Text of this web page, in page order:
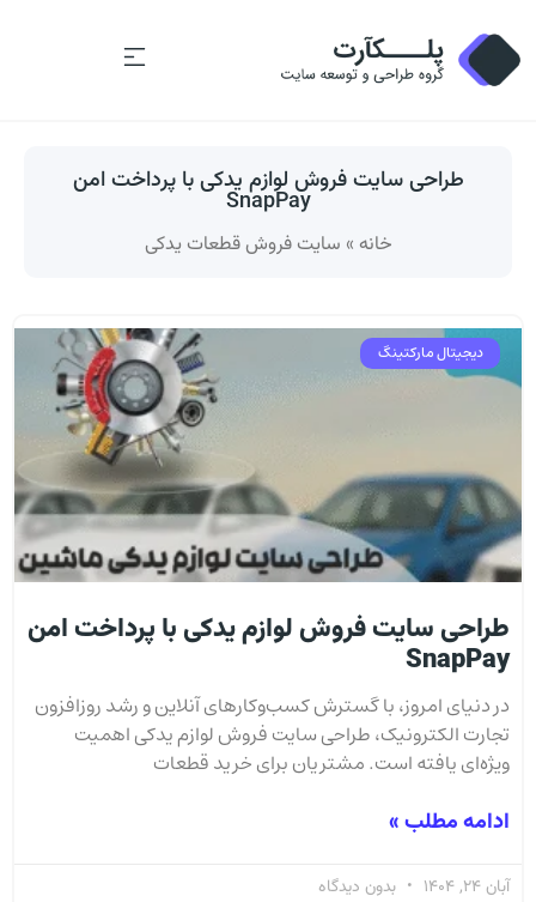
طراحی سایت فروش لوازم یدکی با پرداخت امن
SnapPay
خانه » سایت فروش قطعات یدکی
دیجیتال مارکتینگ
طراحی سایت فروش لوازم یدکی با پرداخت امن
SnapPay
در دنیای امروز، با گسترش کسب‌وکارهای آنلاین و رشد روزافزون
تجارت الکترونیک، طراحی سایت فروش لوازم یدکی اهمیت
ویژه‌ای یافته است. مشتریان برای خرید قطعات
ادامه مطلب »
آبان 24, 1404 بدون دیدگاه